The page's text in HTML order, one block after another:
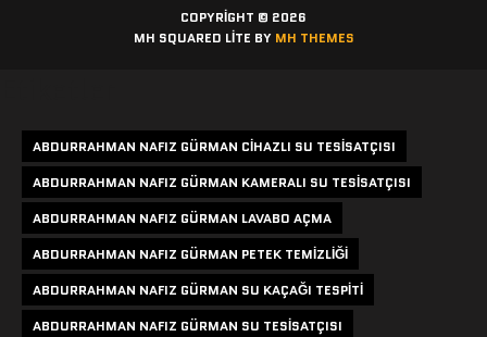
COPYRIGHT © 2026
MH SQUARED LITE BY MH THEMES
ABDURRAHMAN NAFIZ GÜRMAN CIHAZLI SU TESISATÇISI
ABDURRAHMAN NAFIZ GÜRMAN KAMERALI SU TESISATÇISI
ABDURRAHMAN NAFIZ GÜRMAN LAVABO AÇMA
ABDURRAHMAN NAFIZ GÜRMAN PETEK TEMIZLIĞI
ABDURRAHMAN NAFIZ GÜRMAN SU KAÇAĞI TESPITI
ABDURRAHMAN NAFIZ GÜRMAN SU TESISATÇISI